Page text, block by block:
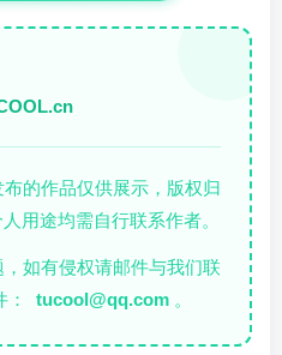
的作品仅供展示，版权归
用途均需自行联系作者。
如有侵权请邮件与我们联
tucool@qq.com 。